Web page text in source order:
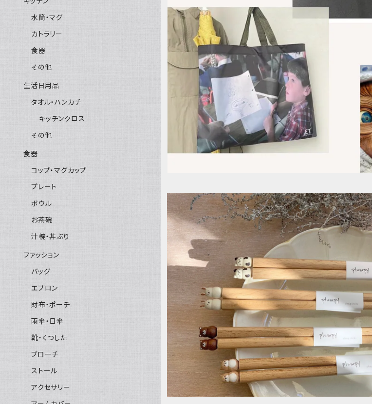
水筒・マグ
カトラリー
食器
その他
生活日用品
タオル・ハンカチ
キッチンクロス
その他
食器
コップ・マグカップ
プレート
ボウル
お茶碗
汁椀・丼ぶり
ファッション
バッグ
エプロン
財布・ポーチ
雨傘・日傘
靴・くつした
ブローチ
ストール
アクセサリー